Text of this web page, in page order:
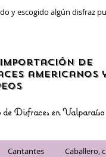
y escogido algún disfraz
de
americanos
Disfraces en Valparaíso
Cantantes Caballero,